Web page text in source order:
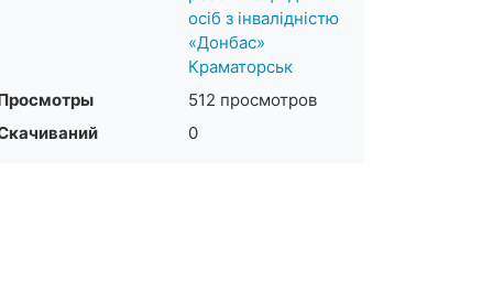
осіб з інвалідністю
«Донбас»
Краматорськ
512 просмотров
0